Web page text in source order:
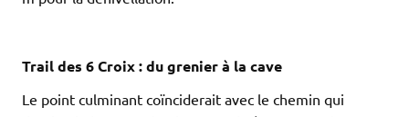
Trail des 6 Croix : du grenier à la cave
Le point culminant coïnciderait avec le chemin qui